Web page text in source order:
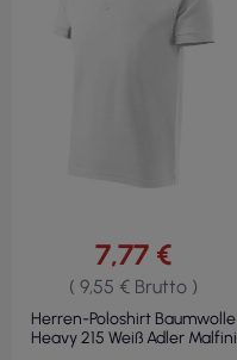
7,77 €
( 9,55 € Brutto )
Herren-Poloshirt Baumwolle
Heavy 215 Weiß Adler Malfini